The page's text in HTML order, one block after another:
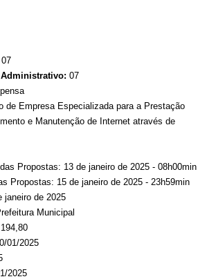
07
07
de Empresa Especializada para a Prestação
e Manutenção de Internet através de
Propostas: 13 de janeiro de 2025 - 08h00min
Propostas: 15 de janeiro de 2025 - 23h59min
janeiro de 2025
Municipal
01/2025
2025